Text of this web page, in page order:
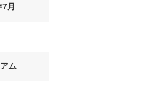
月
ム